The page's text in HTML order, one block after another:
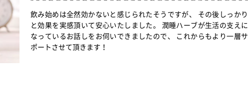
飲み始めは全然効かないと感じられたそうですが、 その後しっかり
と効果を実感頂いて安心いたしました。 潤睡ハーブが生活の支えに
なっているお話しをお伺いできましたので、 これからもより一層サ
ポートさせて頂きます！